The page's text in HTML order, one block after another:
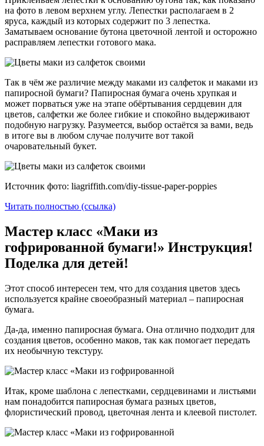
на фото в левом верхнем углу. Лепестки располагаем в 2
яруса, каждый из которых содержит по 3 лепестка.
Заматываем основание бутона цветочной лентой и осторожно
расправляем лепестки готового мака.
Так в чём же различие между маками из салфеток и маками из
папиросной бумаги? Папиросная бумага очень хрупкая и
может порваться уже на этапе обёртывания сердцевин для
цветов, салфетки же более гибкие и спокойно выдерживают
подобную нагрузку. Разумеется, выбор остаётся за вами, ведь
в итоге вы в любом случае получите вот такой
очаровательный букет.
Источник фото: liagriffith.com/diy-tissue-paper-poppies
Читать полностью (ссылка)
Мастер класс «Маки из
гофрированной бумаги!» Инструкция!
Поделка для детей!
Этот способ интересен тем, что для создания цветов здесь
используется крайне своеобразный материал – папиросная
бумага.
Да-да, именно папиросная бумага. Она отлично подходит для
создания цветов, особенно маков, так как помогает передать
их необычную текстуру.
Итак, кроме шаблона с лепестками, сердцевинами и листьями
нам понадобится папиросная бумага разных цветов,
флористический провод, цветочная лента и клеевой пистолет.